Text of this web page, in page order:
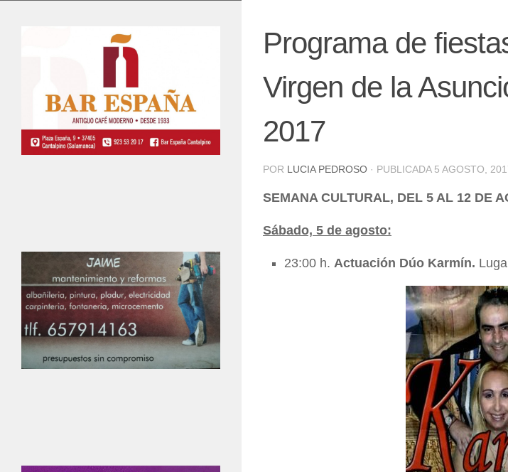
Programa de
Virgen de la
2017
POR LUCIA PEDROSO · PUBLICADA 5 AGOSTO,
SEMANA CULTURAL, DEL 5 AL 12 DE
Sábado, 5 de agosto:
23:00 h. Actuación Dúo Karmín.